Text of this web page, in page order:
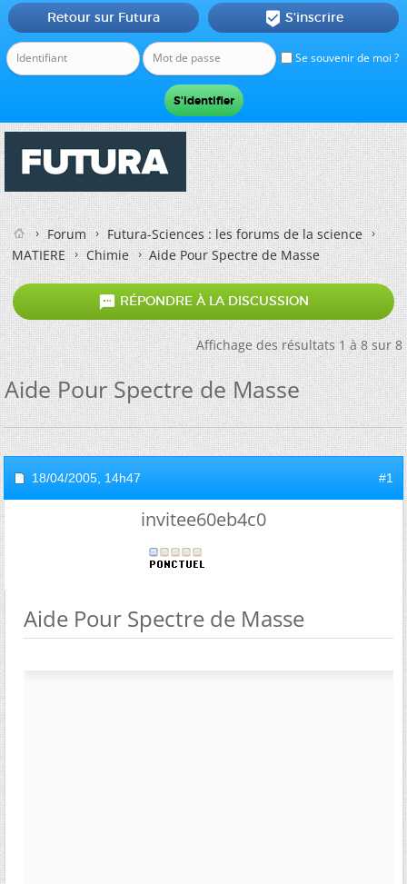
Se souvenir de moi ?
Retour sur Futura  S'inscrire
Forum
Futura-Sciences : les forums de la science
MATIERE
Chimie Aide Pour Spectre de Masse
 RÉPONDRE À LA DISCUSSION
Affichage des résultats 1 à 8 sur 8
Aide Pour Spectre de Masse
18/04/2005, 14h47 #1
invitee60eb4c0
Aide Pour Spectre de Masse